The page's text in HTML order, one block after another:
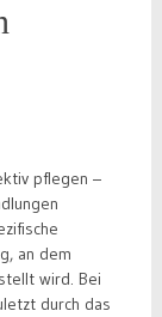
pflegen –
an dem
wird. Bei
durch das